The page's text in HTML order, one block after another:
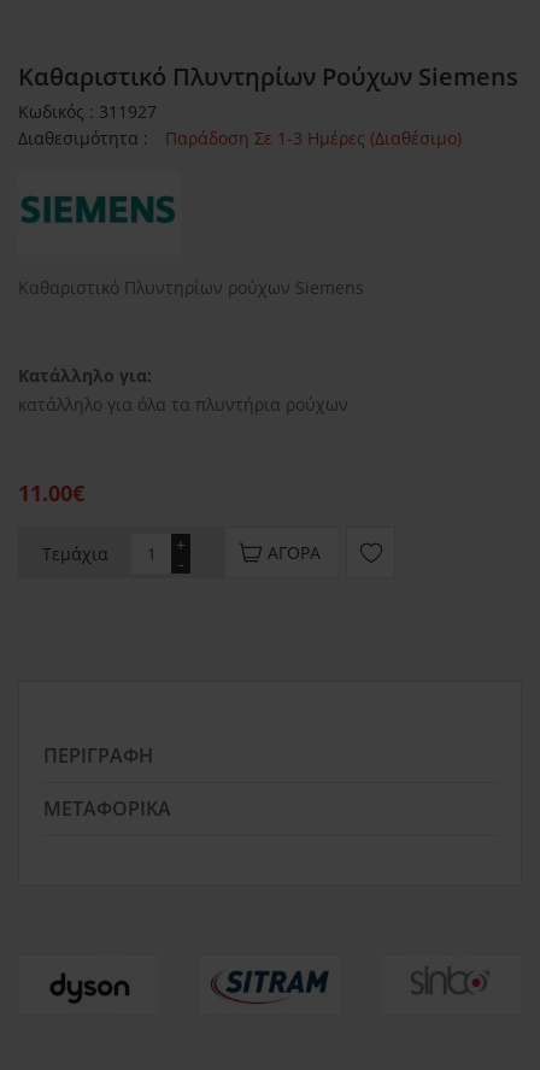
Καθαριστικό Πλυντηρίων Ρούχων Siemens
Κωδικός : 311927
Διαθεσιμότητα :
Παράδοση Σε 1-3 Ημέρες (Διαθέσιμο)
Καθαριστικό Πλυντηρίων ρούχων Siemens
Κατάλληλο για:
κατάλληλο για όλα τα πλυντήρια ρούχων
11.00€
Τεμάχια -
+ ΑΓΟΡΆ
ΠΕΡΙΓΡΑΦΉ
ΜΕΤΑΦΟΡΙΚΆ